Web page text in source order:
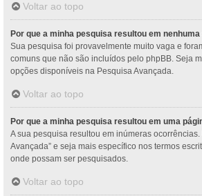
Voltar ao topo
Por que a minha pesquisa resultou em
Sua pesquisa foi provavelmente muito vaga e
comuns que não são incluídos pelo phpBB. Seja
opções disponíveis na Pesquisa Avançada.
Voltar ao topo
Por que a minha pesquisa resultou em uma
A sua pesquisa resultou em inúmeras ocorrências.
Avançada” e seja mais específico nos termos
onde possam ser pesquisados.
Voltar ao topo